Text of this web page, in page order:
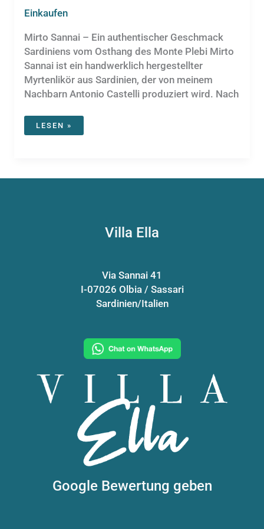
Einkaufen
Mirto Sannai – Ein authentischer Geschmack
Sardiniens vom Osthang des Monte Plebi Mirto
Sannai ist ein handwerklich hergestellter
Myrtenlikör aus Sardinien, der von meinem
Nachbarn Antonio Castelli produziert wird. Nach
MIRTO
LESEN »
Villa Ella
Via Sannai 41
I-07026 Olbia / Sassari
Sardinien/Italien
Google Bewertung geben